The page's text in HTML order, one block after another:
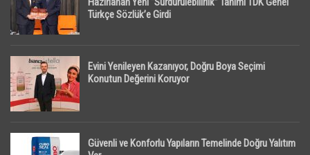
Türkçe Sözlük’e Girdi
Evini Yenileyen Kazanıyor, Doğru Boya Seçimi
Konutun Değerini Koruyor
Güvenli ve Konforlu Yapıların Temelinde Doğru Yalıtım